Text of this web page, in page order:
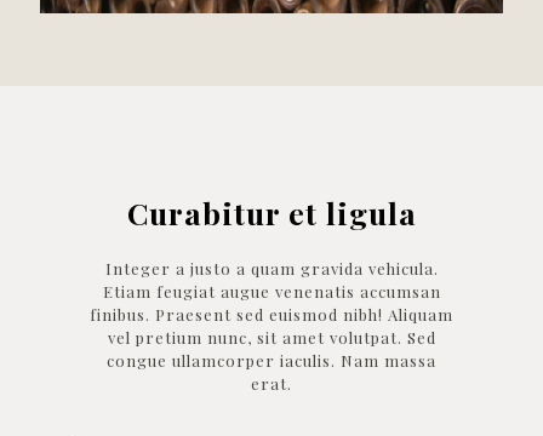
Curabitur et ligula
Integer a justo a quam gravida vehicula.
Etiam feugiat augue venenatis accumsan
finibus. Praesent sed euismod nibh! Aliquam
vel pretium nunc, sit amet volutpat. Sed
congue ullamcorper iaculis. Nam massa
erat.